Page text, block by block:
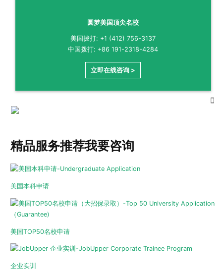
圆梦美国顶尖名校
美国拨打: +1 (412) 756-3137
中国拨打: +86 191-2318-4284
立即在线咨询 >
精品服务推荐我要咨询
美国本科申请
美国TOP50名校申请
企业实训